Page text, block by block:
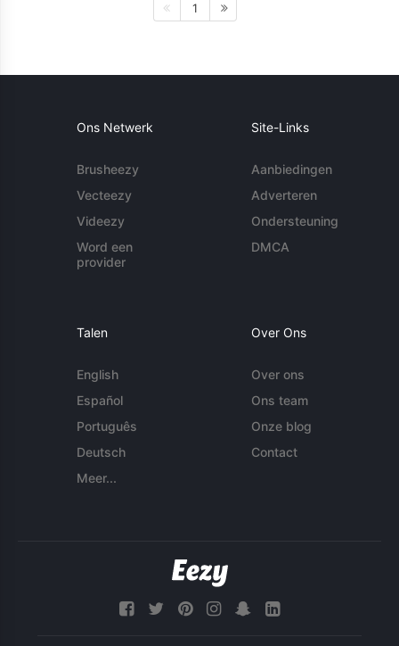
1
Ons Netwerk
Brusheezy
Vecteezy
Videezy
Word een
provider
Site-Links
Aanbiedingen
Adverteren
Ondersteuning
DMCA
Talen
English
Español
Português
Deutsch
Meer...
Over Ons
Over ons
Ons team
Onze blog
Contact